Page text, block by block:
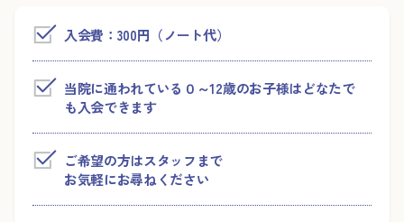
入会費：300円（ノート代）
当院に通われている０～12歳のお子様はどなたで
も入会できます
ご希望の方はスタッフまで
お気軽にお尋ねください